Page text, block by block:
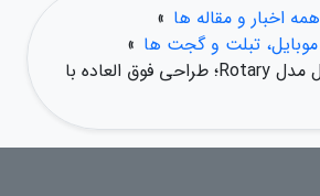
همه اخبار و مقاله ها »
موبایل، تبلت و گجت ها »
آنالیز تایمر دیجیتال مدل Rotary؛ طراحی فوق العاده با